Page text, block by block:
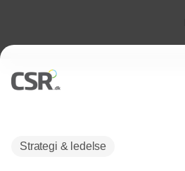
Strategi & ledelse